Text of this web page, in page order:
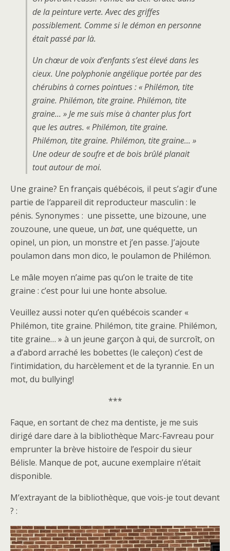
de la peinture verte. Avec des griffes
possiblement. Comme si le démon en personne
était passé par là.
Un chœur de voix d’enfants s’est élevé dans les
cieux. Une polyphonie angélique portée par des
chérubins à cornes pointues : « Philémon, tite
graine. Philémon, tite graine. Philémon, tite
graine… » Je me suis mise à chanter plus fort
que les autres. « Philémon, tite graine.
Philémon, tite graine. Philémon, tite graine… »
Une odeur de soufre et de bois brûlé planait
tout autour de moi.
Une graine? En français québécois, il peut s’agir d’une
partie de l‘appareil dit reproducteur masculin : le
pénis. Synonymes : une pissette, une bizoune, une
zouzoune, une queue, un bat, une quéquette, un
opinel, un pion, un monstre et j’en passe. J’ajoute
poulamon dans mon dico, le poulamon de Philémon.
Le mâle moyen n’aime pas qu’on le traite de tite
graine : c’est pour lui une honte absolue.
Veuillez aussi noter qu’en québécois scander «
Philémon, tite graine. Philémon, tite graine. Philémon,
tite graine… » à un jeune garçon à qui, de surcroît, on
a d’abord arraché les bobettes (le caleçon) c’est de
l’intimidation, du harcèlement et de la tyrannie. En un
mot, du bullying!
***
Faque, en sortant de chez ma dentiste, je me suis
dirigé dare dare à la bibliothèque Marc-Favreau pour
emprunter la brève histoire de l’espoir du sieur
Bélisle. Manque de pot, aucune exemplaire n’était
disponible.
M’extrayant de la bibliothèque, que vois-je tout devant
? :